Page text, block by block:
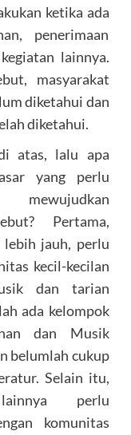
ketika ada
penerimaan
lainnya.
masyarakat
diketahui dan
diketahui.
atas, lalu apa
yang perlu
Pertama,
lebih jauh, perlu
kecil-kecilan
dan tarian
ada kelompok
dan Musik
belumlah cukup
Selain itu,
perlu
komunitas